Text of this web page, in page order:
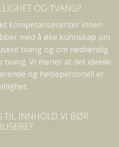
OG TVANG?
kompetansesenter innen
med å øke kunnskap om
tvang og om nødvendig
Vi mener at det ideelle
og helsepersonell er
TIL INNHOLD VI BØR